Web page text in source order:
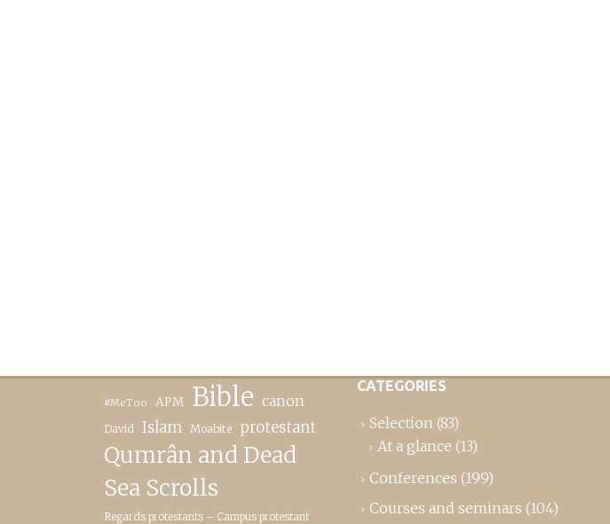
#MeToo APM Bible canon
David Islam Moabite protestant
Qumrân and Dead
Sea Scrolls
Regards protestants – Campus protestant
CATEGORIES
Selection (83)
At a glance (13)
Conferences (199)
Courses and seminars (104)